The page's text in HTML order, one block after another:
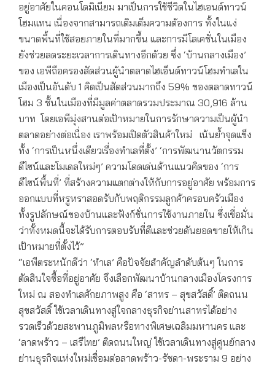
อยู่อาศัยในคอนโดมิเนียม มาเป็นการใช้ชีวิตในไฮเอนด์ทาวน์
โฮมแทน เนื่องจากสามารถเติมเต็มความต้องการ ทั้งในแง่
ขนาดพื้นที่ใช้สอยภายในที่มากขึ้น และการมีโลเคชั่นในเมือง
ยังช่วยลดระยะเวลาการเดินทางอีกด้วย ซึ่ง ‘บ้านกลางเมือง’
ของ เอพีถือครองสัดส่วนผู้นำตลาดไฮเอ็นด์ทาวน์โฮมทำเลใน
เมืองเป็นอันดับ 1 คิดเป็นสัดส่วนมากถึง 59% ของตลาดทาวน์
โฮม 3 ชั้นในเมืองที่มีมูลค่าตลาดรวมประมาณ 30,916 ล้าน
บาท โดยเอพีมุ่งสานต่อเป้าหมายในการรักษาความเป็นผู้นำ
ตลาดอย่างต่อเนื่อง เราพร้อมเปิดตัวสินค้าใหม่ เน้นย้ำจุดแข็ง
ทั้ง ‘การเป็นหนึ่งเดียวเรื่องทำเลที่ตั้ง’ ‘การพัฒนานวัตกรรม
ดีไซน์และโมเดลใหม่ๆ’ ความโดดเด่นด้านแนวคิดของ ‘การ
ดีไซน์พื้นที่’ ที่สร้างความแตกต่างให้กับการอยู่อาศัย พร้อมการ
ออกแบบที่หรูหราสอดรับกับพฤติกรรมลูกค้าครอบครัวเมือง
ทั้งรูปลักษณ์ของบ้านและฟังก์ชั่นการใช้งานภายใน ซึ่งเชื่อมั่น
ว่าทั้งหมดนี้จะได้รับการตอบรับที่ดีและช่วยดันยอดขายให้เกิน
เป้าหมายที่ตั้งไว้”
“เอพีตระหนักดีว่า ‘ทำเล’ คือปัจจัยสำคัญลำดับต้นๆ ในการ
ตัดสินใจซื้อที่อยู่อาศัย จึงเลือกพัฒนาบ้านกลางเมืองโครงการ
ใหม่ ณ สองทำเลศักยภาพสูง คือ ‘สาทร – สุขสวัสดิ์’ ติดถนน
สุขสวัสดิ์ ใช้เวลาเดินทางสู่ใจกลางธุรกิจย่านสาทรได้อย่าง
รวดเร็วด้วยสะพานภูมิพลหรือทางพิเศษเฉลิมมหานคร และ
‘ลาดพร้าว – เสรีไทย’ ติดถนนใหญ่ ใช้เวลาเดินทางสู่ศูนย์กลาง
ย่านธุรกิจแห่งใหม่เชื่อมต่อลาดพร้าว-รัชดา-พระราม 9 อย่าง